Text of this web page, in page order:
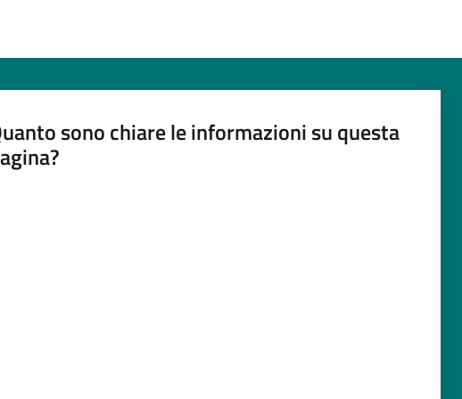
sono chiare le informazioni su questa